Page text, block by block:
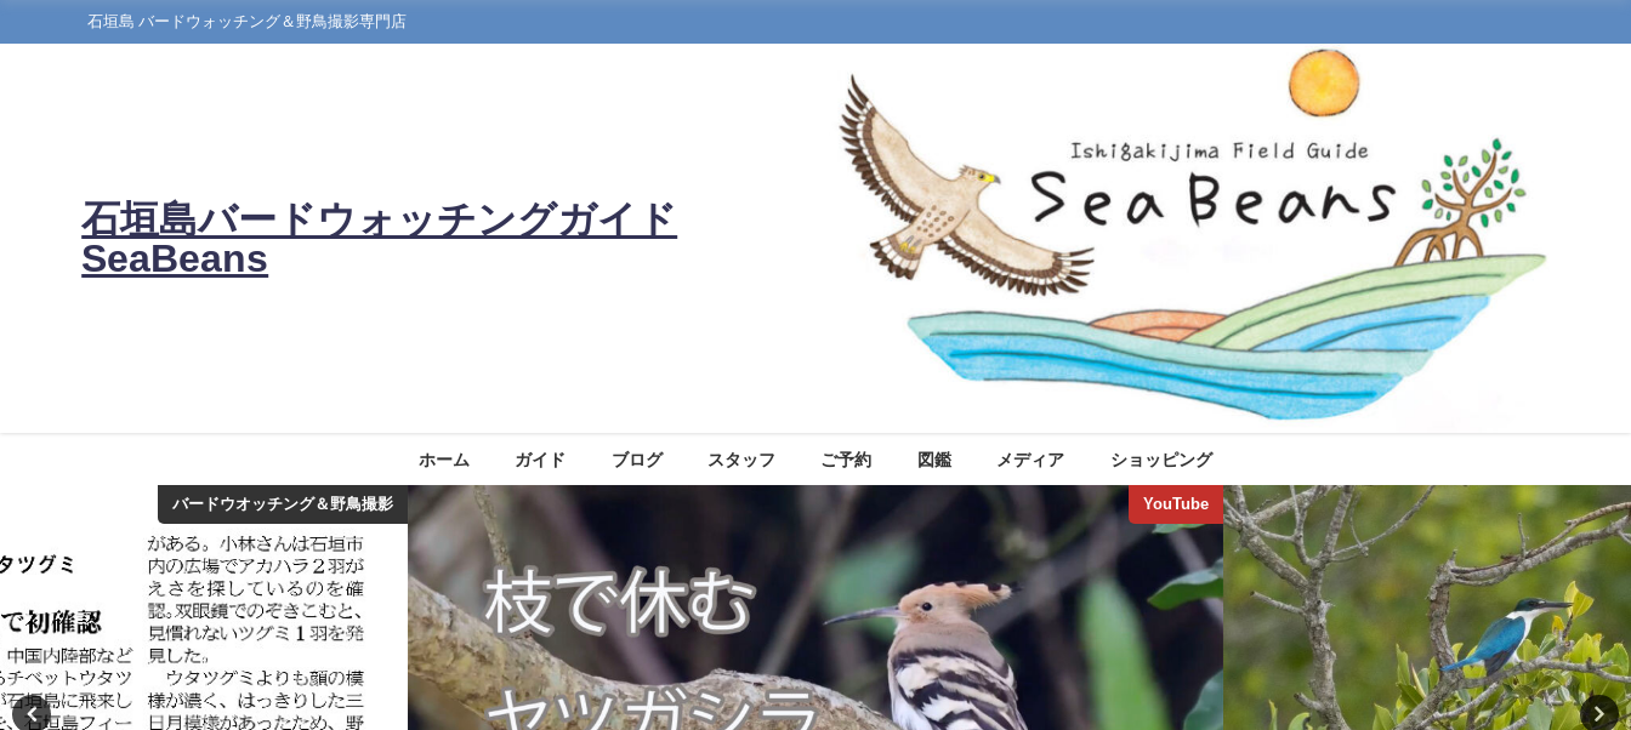
石垣島 バードウォッチング＆野鳥撮影専門店
石垣島バードウォッチングガイド
SeaBeans
ホーム ガイド ブログ スタッフ ご予約 図鑑 メディア ショッピング
バードウオッチング＆野鳥撮影 YouTube